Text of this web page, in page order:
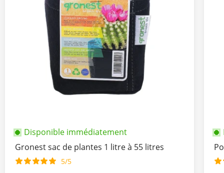
Disponible immédiatement
Gronest sac de plantes 1 litre à 55 litres
5/5